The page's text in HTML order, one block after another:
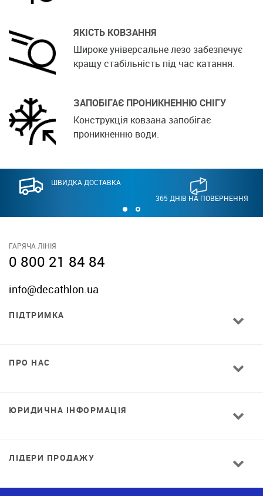
ЯКІСТЬ КОВЗАННЯ
Широке універсальне лезо забезпечує
кращу стабільність під час катання.
ЗАПОБІГАЄ ПРОНИКНЕННЮ СНІГУ
Конструкція ковзана запобігає
проникненню води.
ШВИДКА ДОСТАВКА
365 ДНІВ НА ПОВЕРНЕННЯ
ГАРЯЧА ЛІНІЯ
0 800 21 84 84
info@decathlon.ua
ПІДТРИМКА
ПРО НАС
ЮРИДИЧНА ІНФОРМАЦІЯ
ЛІДЕРИ ПРОДАЖУ